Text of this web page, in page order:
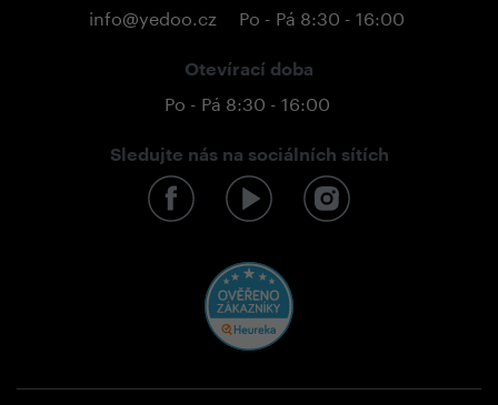
info@yedoo.cz
Po - Pá 8:30 - 16:00
Otevírací doba
Po - Pá 8:30 - 16:00
Sledujte nás na sociálních sítích